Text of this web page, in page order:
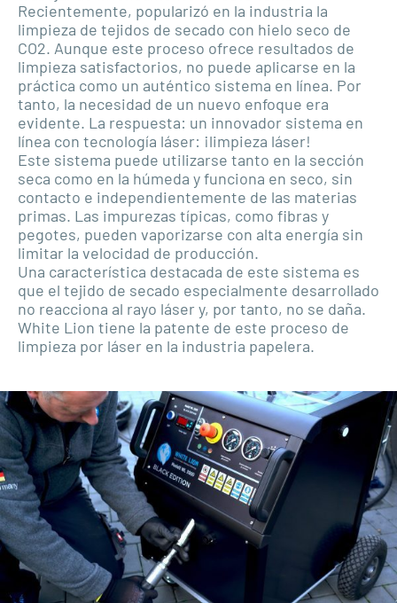
Recientemente, popularizó en la industria la
limpieza de tejidos de secado con hielo seco de
CO2. Aunque este proceso ofrece resultados de
limpieza satisfactorios, no puede aplicarse en la
práctica como un auténtico sistema en línea. Por
tanto, la necesidad de un nuevo enfoque era
evidente. La respuesta: un innovador sistema en
línea con tecnología láser: ¡limpieza láser!
Este sistema puede utilizarse tanto en la sección
seca como en la húmeda y funciona en seco, sin
contacto e independientemente de las materias
primas. Las impurezas típicas, como fibras y
pegotes, pueden vaporizarse con alta energía sin
limitar la velocidad de producción.
Una característica destacada de este sistema es
que el tejido de secado especialmente desarrollado
no reacciona al rayo láser y, por tanto, no se daña.
White Lion tiene la patente de este proceso de
limpieza por láser en la industria papelera.